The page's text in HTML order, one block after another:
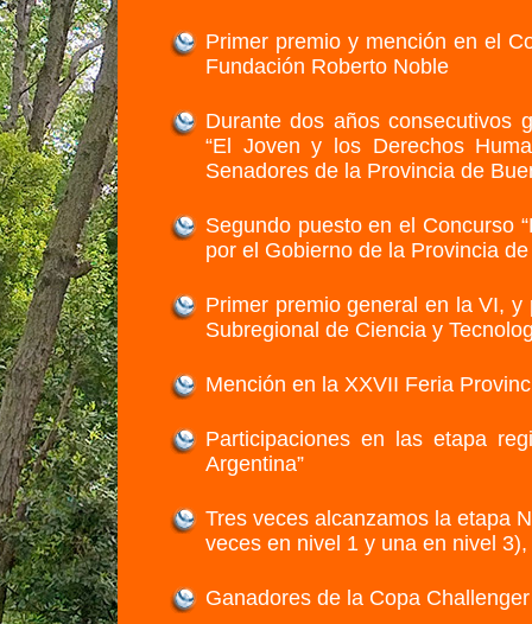
Primer premio y mención en el
Fundación Roberto Noble
Durante dos años consecutivos
“El Joven y los Derechos
Senadores de la Provincia de
Segundo puesto en el Concurso
por el Gobierno de la Provincia
Primer premio general en la VI,
Subregional de Ciencia y
Mención en la XXVII Feria
Participaciones en las etapa
Argentina”
Tres veces alcanzamos la etapa
veces en nivel 1 y una en nivel
Ganadores de la Copa